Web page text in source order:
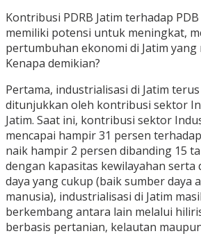
Kontribusi PDRB Jatim terhadap
memiliki potensi untuk meningkat,
pertumbuhan ekonomi di Jatim yang
Kenapa demikian?
Pertama, industrialisasi di Jatim
ditunjukkan oleh kontribusi sektor
Jatim. Saat ini, kontribusi sektor
mencapai hampir 31 persen
naik hampir 2 persen dibanding 15
dengan kapasitas kewilayahan
daya yang cukup (baik sumber daya
manusia), industrialisasi di Jatim
berkembang antara lain melalui
berbasis pertanian, kelautan